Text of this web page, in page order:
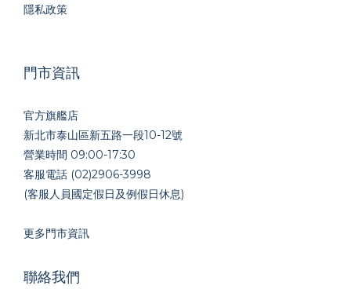
隱私政策
門市資訊
官方旗艦店
新北市泰山區新五路一段10-12號
營業時間 09:00-17:30
客服電話 (02)2906-3998
(客服人員國定假日及例假日休息)
更多門市資訊
聯絡我們